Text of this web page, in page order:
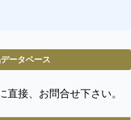
ータベース
接、お問合せ下さい。